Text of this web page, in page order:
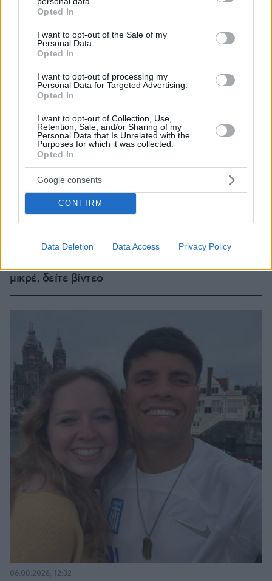
grant or deny consent to Google and its third-party tags to
use your data for below specified purposes in below Google
consent section.
Opted In
I want to opt-out of the Sale of my
Personal Data.
Opted In
I want to opt-out of processing my
Personal Data for Targeted Advertising.
Opted In
I want to opt-out of Collection, Use,
Retention, Sale, and/or Sharing of my
Personal Data that Is Unrelated with the
Purposes for which it was collected.
Opted In
Google consents
CONFIRM
Data Deletion Data Access Privacy Policy
Πέθανε το άσπρο κουτάβι που συμβίωνε με αγέλη
λύκων στην Κεντρική Μακεδονία: Καλό ταξίδι
μικρέ, δείτε βίντεο
06.08.2026, 12:32